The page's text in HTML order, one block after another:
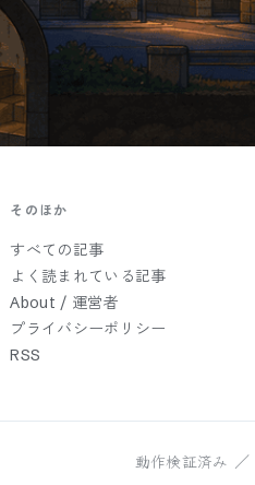
そのほか
すべての記事
よく読まれている記事
About / 運営者
プライバシーポリシー
RSS
動作検証済み ／